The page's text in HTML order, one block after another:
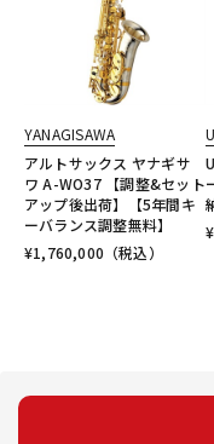
YANAGISAWA
アルトサックス ヤナギサ
ワ A-WO37 【調整&セット
アップ後出荷】【5年間キ
ーバランス調整無料】
¥1,760,000 （税込）
¥